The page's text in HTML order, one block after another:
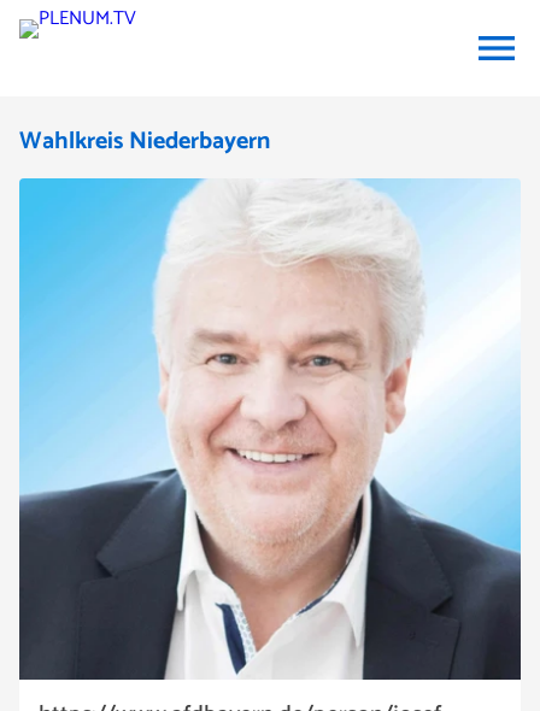
menu
Wahlkreis Niederbayern